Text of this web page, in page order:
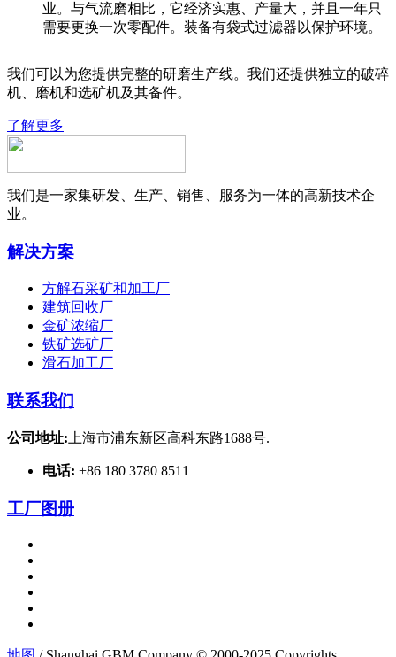
业。与气流磨相比，它经济实惠、产量大，并且一年只
需要更换一次零配件。装备有袋式过滤器以保护环境。
我们可以为您提供完整的研磨生产线。我们还提供独立的破碎
机、磨机和选矿机及其备件。
了解更多
我们是一家集研发、生产、销售、服务为一体的高新技术企
业。
解决方案
方解石采矿和加工厂
建筑回收厂
金矿浓缩厂
铁矿选矿厂
滑石加工厂
联系我们
公司地址: 上海市浦东新区高科东路1688号.
电话: +86 180 3780 8511
工厂图册